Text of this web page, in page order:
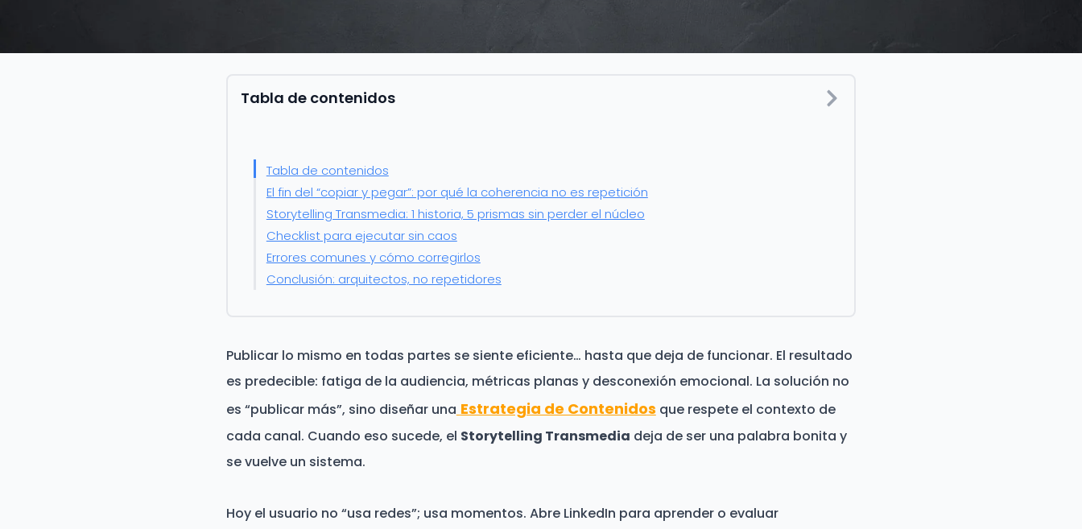
Tabla de contenidos
Tabla de contenidos
El fin del “copiar y pegar”: por qué la coherencia no es repetición
Storytelling Transmedia: 1 historia, 5 prismas sin perder el núcleo
Checklist para ejecutar sin caos
Errores comunes y cómo corregirlos
Conclusión: arquitectos, no repetidores
Publicar lo mismo en todas partes se siente eficiente… hasta que deja de funcionar. El resultado
es predecible: fatiga de la audiencia, métricas planas y desconexión emocional. La solución no
es “publicar más”, sino diseñar una Estrategia de Contenidos que respete el contexto de
cada canal. Cuando eso sucede, el Storytelling Transmedia deja de ser una palabra bonita y
se vuelve un sistema.
Hoy el usuario no “usa redes”; usa momentos. Abre LinkedIn para aprender o evaluar